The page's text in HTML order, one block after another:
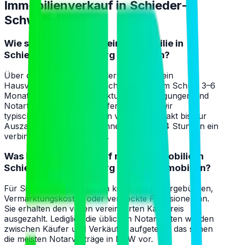
Immobilienverkauf inSchieder-
Schwalenberg
Wie schnell kann ich meine Immobilie in
Schieder-Schwalenberg verkaufen?
Über den klassischen Maklerweg dauert ein
Hausverkauf in Schieder-Schwalenberg im Schnitt 3–6
Monate – inklusive Vermarktung, Besichtigungen und
Notartermin. Als Direktkäufer benötigen wir
typischerweise 2–4 Wochen vom Erstkontakt bis zur
Auszahlung. Sie erhalten innerhalb von 24 Stunden ein
verbindliches Kaufangebot.
Was kostet der Verkauf meiner Immobilie in
Schieder-Schwalenberg über TR Immobilien?
Für Sie als Verkäufer fallen keinerlei Maklergebühren,
Vermarktungskosten oder versteckte Provisionen an.
Sie erhalten den vollen vereinbarten Kaufpreis
ausgezahlt. Lediglich die üblichen Notarkosten werden
zwischen Käufer und Verkäufer aufgeteilt – das sehen
die meisten Notarverträge in NRW vor.